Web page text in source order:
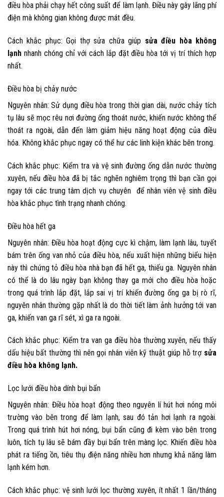
điều hòa phải chạy hết công suất để làm lạnh. Điều này gây lãng phí
điện mà không gian không được mát đều.
Cách khắc phục: Gọi thợ sửa chữa giúp sửa điều hòa không
lạnh nhanh chóng chỉ với cách lắp đặt điều hòa tới vị trí thích hợp
nhất.
Điều hòa bị chảy nước
Nguyên nhân:Sử dụng điều hòa trong thời gian dài, nước chảy tích
tụ lâu sẽ mọc rêu nơi đường ống thoát nước, khiến nước không thể
thoát ra ngoài, dẫn đến làm giảm hiệu năng hoạt động của điều
hóa. Không khắc phục ngay có thể hư các linh kiện khác bên trong.
Cách khắc phục: Kiểm tra và vệ sinh đường ống dẫn nước thường
xuyên, nếu điều hòa đã bị tắc nghẽn nghiêm trọng thì bạn cần gọi
ngay tới các trung tâm dịch vụ chuyên để nhân viên vệ sinh điều
hòa khắc phục tình trạng nhanh chóng.
Điều hòa hết ga
Nguyên nhân: Điều hòa hoạt động cực kì chậm, làm lạnh lâu, tuyết
bám trên ống van nhỏ của điều hòa, nếu xuất hiện những biểu hiện
này thì chứng tỏ điều hòa nhà bạn đã hết ga, thiếu ga. Nguyên nhân
có thể là do lâu ngày bạn không thay ga mới cho điều hòa hoặc
trong quá trình lắp đặt, lắp sai vị trí khiến đường ống ga bị rò rĩ,
nguyên nhân thường gặp nhất là do thời tiết làm ảnh hưởng tới van
ga, khiến van ga rĩ sét, xì ga ra ngoài.
Cách khắc phục: Kiểm tra van ga điều hòa thường xuyên, nếu thấy
dấu hiệu bất thường thì nên gọi nhân viên kỹ thuật giúp hỗ trợ sửa
điều hòa không lạnh.
Lọc lưới điều hòa dính bụi bẩn
Nguyên nhân: Điều hòa hoạt động theo nguyên lí hút hơi nóng môi
trường vào bên trong để làm lạnh, sau đó tản hơi lạnh ra ngoài.
Trong quá trình hút hơi nóng, bụi bẩn cũng đi kèm vào bên trong
luôn, tích tụ lâu sẽ bám đầy bụi bẩn trên màng lọc. Khiến điều hòa
phát ra tiếng ồn, tiêu thụ điện năng nhiều hơn nhưng khả năng làm
lạnh kém hơn.
Cách khắc phục: vệ sinh lưới lọc thường xuyên, ít nhất 1 lần/tháng